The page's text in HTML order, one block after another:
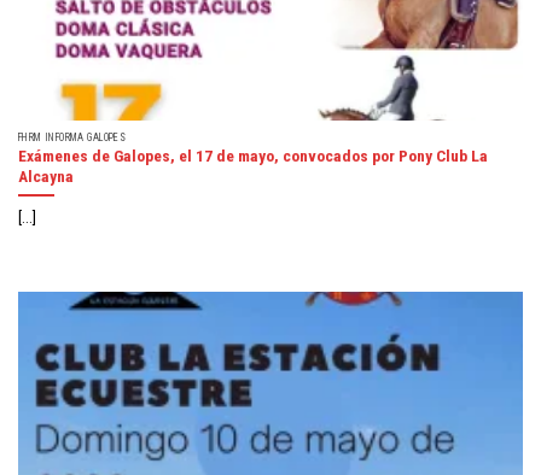
FHRM INFORMA GALOPES
Exámenes de Galopes, el 17 de mayo, convocados por Pony Club La
Alcayna
[...]